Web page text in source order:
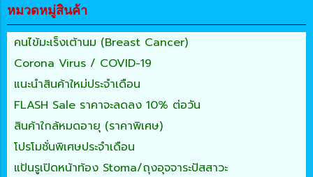
หมวดหมู่สินค้า
คนไข้มะเร็งเต้านม (Breast Cancer)
Corona Virus / COVID-19
แนะนำสินค้าใหม่ประจำเดือน
FLASH Sale ราคาจะลดลง 10% ต่อวัน
สินค้าใกล้หมดอายุ (ราคาพิเศษ)
โปรโมชั่นพิเศษประจำเดือน
แป้นรูเปิดหน้าท้อง Stoma/ถุงอุจจาระปัสสาวะ